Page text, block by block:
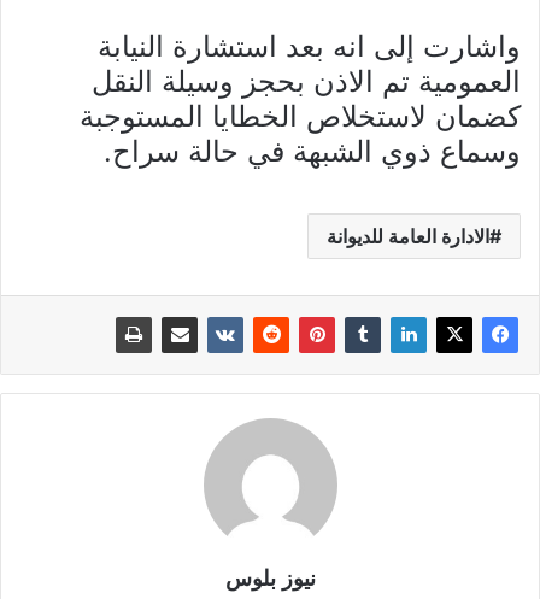
واشارت إلى انه بعد استشارة النيابة
العمومية تم الاذن بحجز وسيلة النقل
كضمان لاستخلاص الخطايا المستوجبة
وسماع ذوي الشبهة في حالة سراح.
الادارة العامة للديوانة
نيوز بلوس